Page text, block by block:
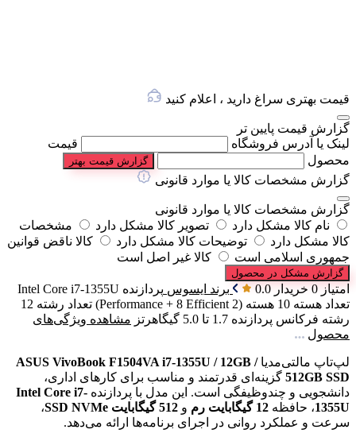
قیمت بهتری سراغ دارید ، اعلام کنید
گزارش قیمت پایین تر
لینک یا آدرس فروشگاه
قیمت
محصول
گزارش قیمت بهتر
گزارش مشخصات کالا یا موارد قانونی
گزارش مشخصات کالا یا موارد قانونی
نام کالا مشکل دارد
تصویر کالا مشکل دارد
مشخصات
کالا مشکل دارد
توضیحات کالا مشکل دارد
کالا ناقض قوانین
جمهوری اسلامی است
کالا غیر اصل است
گزارش مشکل در محصول
امتیاز 0 خریدار 0.0 برند ایسوس پردازنده Intel Core i7-1355U
تعداد هسته 10 هسته (2 Performance + 8 Efficient) تعداد رشته 12
رشته فرکانس پردازنده 1.7 تا 5.0 گیگاهرتز
مشاهده ویژگی‌های
محصول
لپ‌تاپ مالتی‌مدیاASUS VivoBook F1504VA i7-1355U / 12GB /
512GB SSD گزینه‌ای قدرتمند و مناسب برای کارهای اداری،
دانشجویی و چندوظیفگی است. این مدل با پردازنده Intel Core i7-
1355U، حافظه 12 گیگابایت رم و 512 گیگابایت SSD NVMe
،
سرعت و عملکرد روانی در اجرای برنامه‌ها ارائه می‌دهد.